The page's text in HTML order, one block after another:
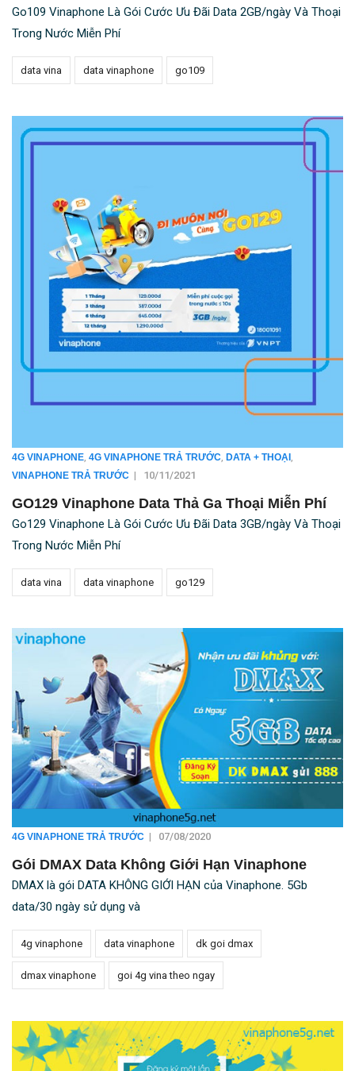
Go109 Vinaphone Là Gói Cước Ưu Đãi Data 2GB/ngày Và Thoại
Trong Nước Miễn Phí
data vina data vinaphone go109
4G VINAPHONE 4G VINAPHONE TRẢ TRƯỚC DATA + THOẠI
VINAPHONE TRẢ TRƯỚC | 10/11/2021
GO129 Vinaphone Data Thả Ga Thoại Miễn Phí
Go129 Vinaphone Là Gói Cước Ưu Đãi Data 3GB/ngày Và Thoại
Trong Nước Miễn Phí
data vina data vinaphone go129
4G VINAPHONE TRẢ TRƯỚC | 07/08/2020
Gói DMAX Data Không Giới Hạn Vinaphone
DMAX là gói DATA KHÔNG GIỚI HẠN của Vinaphone. 5Gb
data/30 ngày sử dụng và
4g vinaphone data vinaphone dk goi dmax
dmax vinaphone goi 4g vina theo ngay